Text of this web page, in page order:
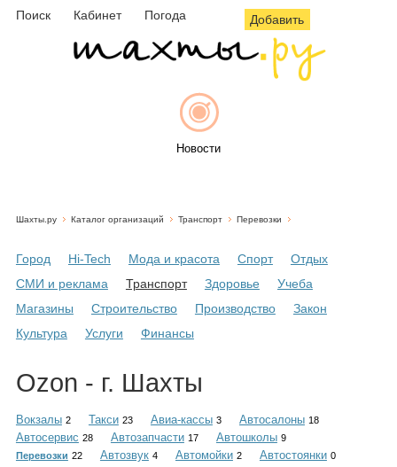
Поиск Кабинет Погода Добавить
Новости
Объявления
Шахты.ру Каталог организаций Транспорт Перевозки
Город Hi-Tech Мода и красота Спорт
Отдых
СМИ и реклама
Транспорт Здоровье
Учеба
Магазины
Строительство Производство
Закон
Культура
Услуги Финансы
Ozon - г. Шахты
Вокзалы 2 Такси 23 Авиа-кассы 3 Автосалоны 18
Автосервис 28 Автозапчасти 17 Автошколы 9
Перевозки 22 Автозвук 4 Автомойки 2 Автостоянки 0